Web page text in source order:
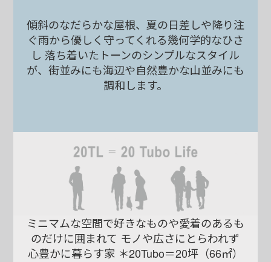
傾斜のなだらかな屋根、 夏の日差しや降り注
ぐ雨から優しく守ってくれる幾何学的なひさ
し 落ち着いたトーンのシンプルなスタイル
が、 街並みにも海辺や自然豊かな山並みにも
調和します。
ミニマムな空間で好きなものや愛着のあるも
のだけに囲まれて モノや広さにとらわれず
心豊かに暮らす家＊20Tubo＝20坪（66㎡）